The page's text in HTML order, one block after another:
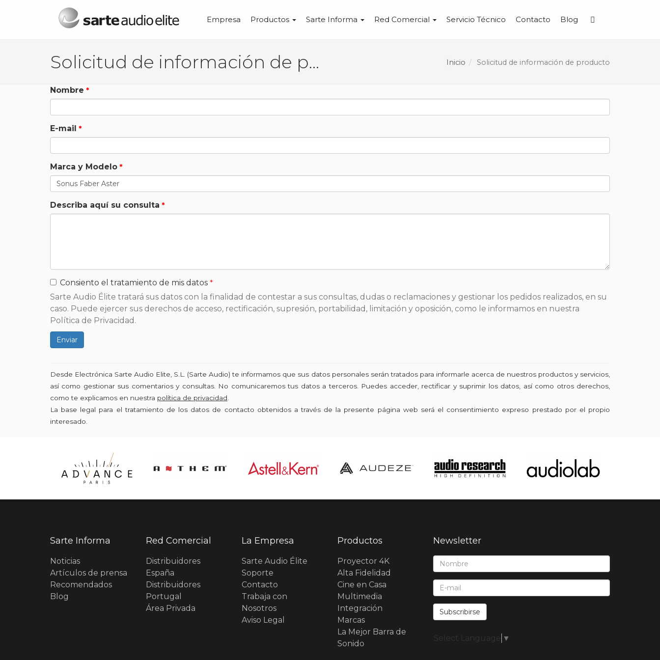
Menú principal
Empresa Productos Sarte Informa Red Comercial Servicio Técnico Contacto Blog
Solicitud de información de producto Inicio Solicitud de información de producto
Nombre
E-mail
Marca y Modelo
Describa aquí su consulta
Consiento el tratamiento de mis datos
Sarte Audio Élite tratará sus datos con la finalidad de contestar a sus consultas, dudas o reclamaciones y gestionar los pedidos realizados, en su
caso. Puede ejercer sus derechos de acceso, rectificación, supresión, portabilidad, limitación y oposición, como le informamos en nuestra
Política de Privacidad.
Enviar
Desde Electrónica Sarte Audio Elite, S.L. (Sarte Audio) te informamos que sus datos personales serán tratados para informarle acerca de nuestros productos y servicios,
así como gestionar sus comentarios y consultas. No comunicaremos tus datos a terceros. Puedes acceder, rectificar y suprimir los datos, así como otros derechos,
como te explicamos en nuestra política de privacidad
La base legal para el tratamiento de los datos de contacto obtenidos a través de la presente página web será el consentimiento expreso prestado por el propio
interesado.
Sarte Informa
Noticias
Artículos de prensa
Recomendados
Blog
Red Comercial
Distribuidores
España
Distribuidores
Portugal
Área Privada
La Empresa
Sarte Audio Élite
Soporte
Contacto
Trabaja con
Nosotros
Aviso Legal
Productos
Proyector 4K
Alta Fidelidad
Cine en Casa
Multimedia
Integración
Marcas
La Mejor Barra de
Sonido
Newsletter
Nombre*:
E-Mail*:
Subscribirse
Select Language ▼